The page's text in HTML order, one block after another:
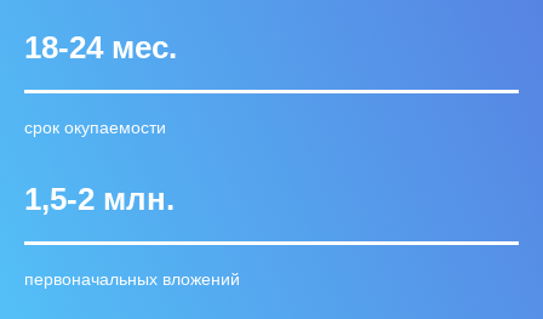
18-24 мес.
срок окупаемости
1,5-2 млн.
первоначальных вложений